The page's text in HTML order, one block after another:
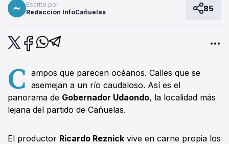
Escrito por:
Redacción InfoCañuelas
85
C
ampos que parecen océanos. Calles que se
asemejan a un río caudaloso. Así es el
panorama de Gobernador Udaondo, la localidad más
lejana del partido de Cañuelas.
El productor Ricardo Reznick vive en carne propia los